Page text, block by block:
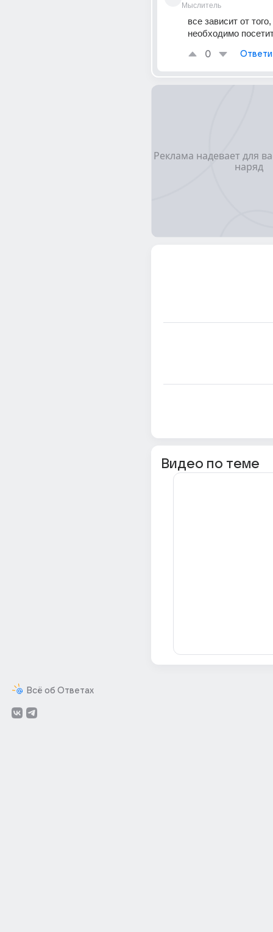
Всё об Ответах
Мыслитель
все зависит от
необходимо
0
Видео по теме